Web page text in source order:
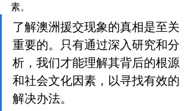
素。
了解澳洲援交现象的真相是至关
重要的。只有通过深入研究和分
析，我们才能理解其背后的根源
和社会文化因素，以寻找有效的
解决办法。